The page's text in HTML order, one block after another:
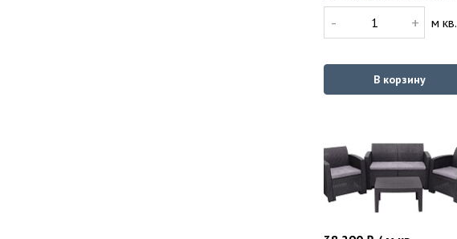
- + м кв.
В корзину